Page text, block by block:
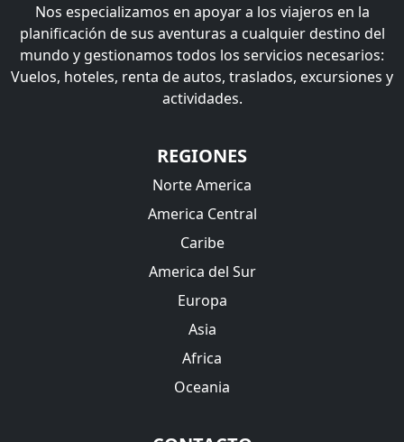
Nos especializamos en apoyar a los viajeros en la
planificación de sus aventuras a cualquier destino del
mundo y gestionamos todos los servicios necesarios:
Vuelos, hoteles, renta de autos, traslados, excursiones y
actividades.
REGIONES
Norte America
America Central
Caribe
America del Sur
Europa
Asia
Africa
Oceania